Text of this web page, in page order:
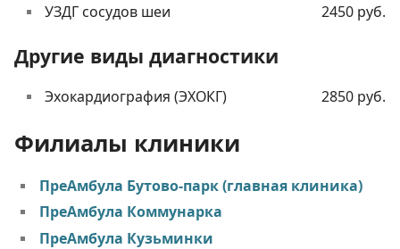
УЗДГ сосудов шеи
2450 руб.
Другие виды диагностики
Эхокардиография (ЭХОКГ) 2850 руб.
Филиалы клиники
ПреАмбула Бутово-парк (главная клиника)
ПреАмбула Коммунарка
ПреАмбула Кузьминки